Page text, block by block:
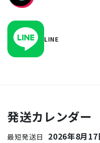
LINE
発送カレンダー
最短発送日 2026年8月17